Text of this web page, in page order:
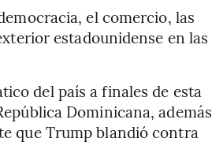
el comercio, las
estadounidense en las
del país a finales de esta
Dominicana, además
que Trump blandió contra